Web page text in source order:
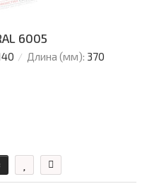
6005
Длина (мм): 370